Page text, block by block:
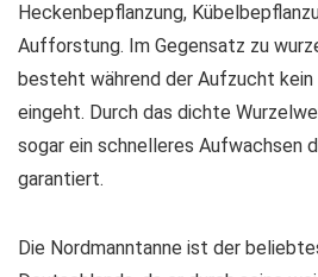
Heckenbepflanzung,
Aufforstung. Im Gegensatz zu
besteht während der Aufzucht kein
eingeht. Durch das dichte
sogar ein schnelleres Aufwachsen
garantiert.
Die Nordmanntanne ist der